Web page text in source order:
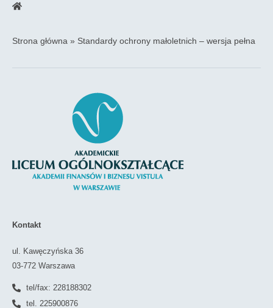
Strona główna » Standardy ochrony małoletnich – wersja pełna
Kontakt
ul. Kawęczyńska 36
03-772 Warszawa
tel/fax: 228188302
tel. 225900876